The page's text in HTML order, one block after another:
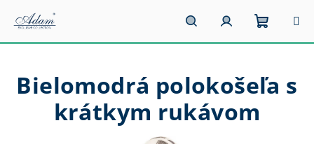
obsah
HľadaťPrihlásenie
košík
Bielomodrá polokošeľa s
krátkym rukávom